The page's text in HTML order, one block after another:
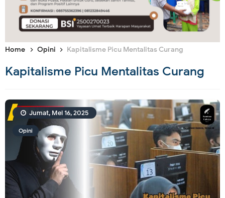
Home Opini Kapitalisme Picu Mentalitas Curang
Kapitalisme Picu Mentalitas Curang
Opini
Jumat, Mei 16, 2025